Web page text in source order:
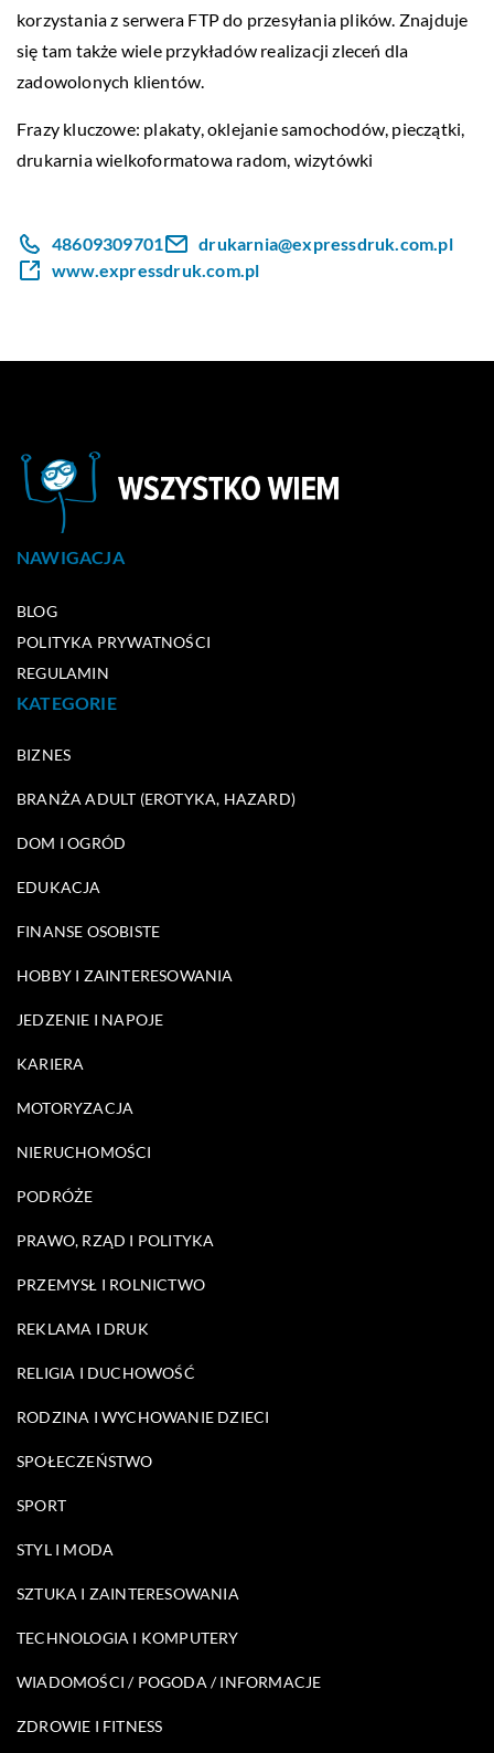
korzystania z serwera FTP do przesyłania plików. Znajduje
się tam także wiele przykładów realizacji zleceń dla
zadowolonych klientów.
Frazy kluczowe: plakaty, oklejanie samochodów, pieczątki,
drukarnia wielkoformatowa radom, wizytówki
48609309701
drukarnia@expressdruk.com.pl
www.expressdruk.com.pl
NAWIGACJA
BLOG
POLITYKA PRYWATNOŚCI
REGULAMIN
KATEGORIE
BIZNES
BRANŻA ADULT (EROTYKA, HAZARD)
DOM I OGRÓD
EDUKACJA
FINANSE OSOBISTE
HOBBY I ZAINTERESOWANIA
JEDZENIE I NAPOJE
KARIERA
MOTORYZACJA
NIERUCHOMOŚCI
PODRÓŻE
PRAWO, RZĄD I POLITYKA
PRZEMYSŁ I ROLNICTWO
REKLAMA I DRUK
RELIGIA I DUCHOWOŚĆ
RODZINA I WYCHOWANIE DZIECI
SPOŁECZEŃSTWO
SPORT
STYL I MODA
SZTUKA I ZAINTERESOWANIA
TECHNOLOGIA I KOMPUTERY
WIADOMOŚCI / POGODA / INFORMACJE
ZDROWIE I FITNESS